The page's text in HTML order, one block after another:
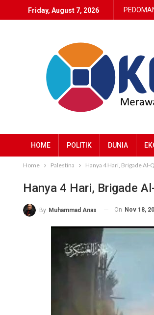
Friday, August 7, 2026
HOME POLITIK DUNIA
Home Palestina Hanya 4 Hari, Brigade
Hanya 4 Hari, Brigade
By Muhammad Anas On Nov 18,